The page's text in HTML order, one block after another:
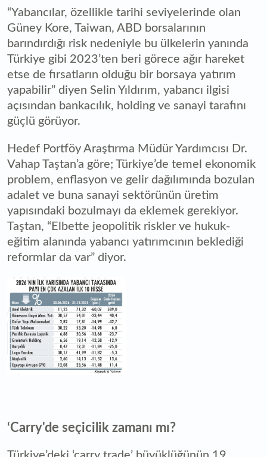
“Yabancılar, özellikle tarihi seviyelerinde olan
Güney Kore, Taiwan, ABD borsalarının
barındırdığı risk nedeniyle bu ülkelerin yanında
Türkiye gibi 2023’ten beri görece ağır hareket
etse de fırsatların olduğu bir borsaya yatırım
yapabilir” diyen Selin Yıldırım, yabancı ilgisi
açısından bankacılık, holding ve sanayi tarafını
güçlü görüyor.
Hedef Portföy Araştırma Müdür Yardımcısı Dr.
Vahap Taştan’a göre; Türkiye’de temel ekonomik
problem, enflasyon ve gelir dağılımında bozulan
adalet ve buna sanayi sektörünün üretim
yapısındaki bozulmayı da eklemek gerekiyor.
Taştan, “Elbette jeopolitik riskler ve hukuk-
eğitim alanında yabancı yatırımcının beklediği
reformlar da var” diyor.
‘Carry'de seçicilik zamanı mı?